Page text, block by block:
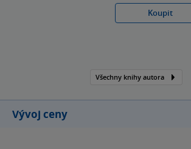
napsal scénář a ujal se…
Koupit
Všechny knihy autora
Vývoj ceny